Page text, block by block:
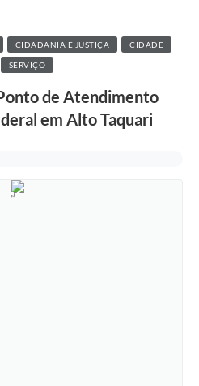
CIDADANIA E JUSTIÇA CIDADE
SERVIÇO
de Atendimento
em Alto Taquari